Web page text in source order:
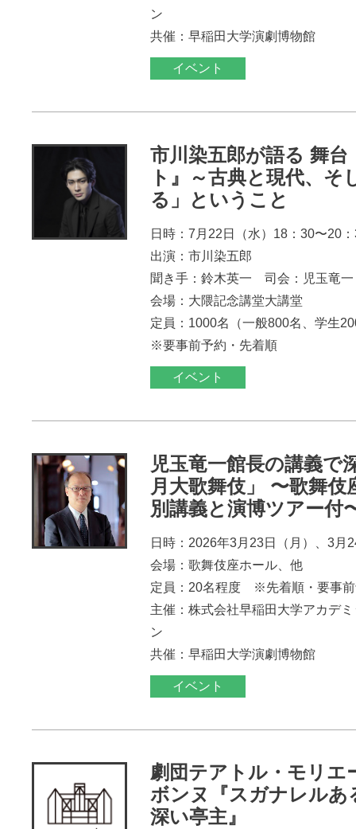
ン
共催：早稲田大学演劇博物館
イベント
市川染五郎が語る 舞台
ト』～古典と現代、そ
る」ということ
日時：7月22日（水）18：30〜20
出演：市川染五郎
聞き手：鈴木英一 司会：児玉竜一
会場：大隈記念講堂大講堂
定員：1000名（一般800名、学生
※要事前予約・先着順
イベント
児玉竜一館長の講義で
月大歌舞伎」 〜歌舞伎
別講義と演博ツアー付
日時：2026年3月23日（月）、3月
会場：歌舞伎座ホール、他
定員：20名程度 ※先着順・要事前
主催：株式会社早稲田大学アカデ
ン
共催：早稲田大学演劇博物館
イベント
劇団テアトル・モリエ
ボンヌ『スガナレルあ
深い亭主』